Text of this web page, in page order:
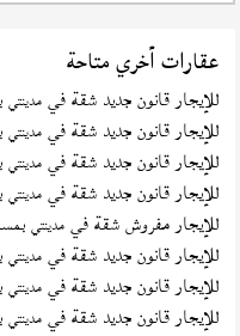
عقارات أخري متاحة
للإيجار قانون جديد شقة فيمدينتي
للإيجار قانون جديد شقة فيمدينتي
للإيجار قانون جديد شقة فيمدينتي
للإيجار قانون جديد شقة فيمدينتي
للإيجار مفروش شقة فيمدينتي
للإيجار قانون جديد شقة فيمدينتي
للإيجار قانون جديد شقة فيمدينتي
للإيجار قانون جديد شقة فيمدينتي